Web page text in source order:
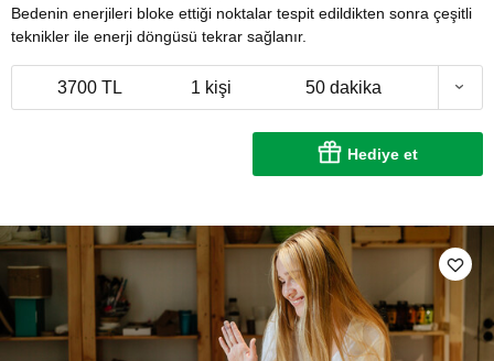
Bedenin enerjileri bloke ettiği noktalar tespit edildikten sonra çeşitli
teknikler ile enerji döngüsü tekrar sağlanır.
3700 TL 1 kişi 50 dakika
Hediye et